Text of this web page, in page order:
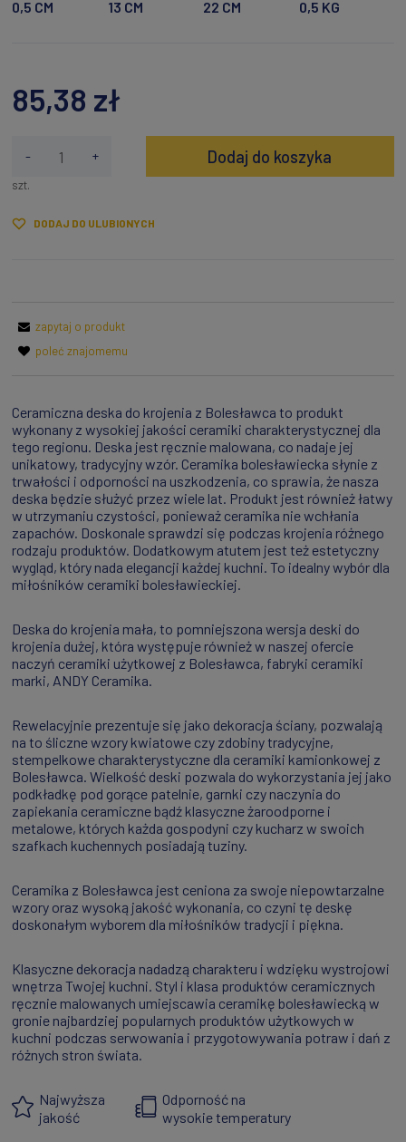
0,5 CM 13 CM 22 CM 0,5 KG
85,38 zł
- +
szt.
Dodaj do koszyka
DODAJ DO ULUBIONYCH
zapytaj o produkt
poleć znajomemu
Ceramiczna deska do krojenia z Bolesławca to produkt
wykonany z wysokiej jakości ceramiki charakterystycznej dla
tego regionu. Deska jest ręcznie malowana, co nadaje jej
unikatowy, tradycyjny wzór. Ceramika bolesławiecka słynie z
trwałości i odporności na uszkodzenia, co sprawia, że nasza
deska będzie służyć przez wiele lat. Produkt jest również łatwy
w utrzymaniu czystości, ponieważ ceramika nie wchłania
zapachów. Doskonale sprawdzi się podczas krojenia różnego
rodzaju produktów. Dodatkowym atutem jest też estetyczny
wygląd, który nada elegancji każdej kuchni. To idealny wybór dla
miłośników ceramiki bolesławieckiej.
Deska do krojenia mała, to pomniejszona wersja deski do
krojenia dużej, która występuje również w naszej ofercie
naczyń ceramiki użytkowej z Bolesławca, fabryki ceramiki
marki, ANDY Ceramika.
Rewelacyjnie prezentuje się jako dekoracja ściany, pozwalają
na to śliczne wzory kwiatowe czy zdobiny tradycyjne,
stempelkowe charakterystyczne dla ceramiki kamionkowej z
Bolesławca. Wielkość deski pozwala do wykorzystania jej jako
podkładkę pod gorące patelnie, garnki czy naczynia do
zapiekania ceramiczne bądź klasyczne żaroodporne i
metalowe, których każda gospodyni czy kucharz w swoich
szafkach kuchennych posiadają tuziny.
Ceramika z Bolesławca jest ceniona za swoje niepowtarzalne
wzory oraz wysoką jakość wykonania, co czyni tę deskę
doskonałym wyborem dla miłośników tradycji i piękna.
Klasyczne dekoracja nadadzą charakteru i wdzięku wystrojowi
wnętrza Twojej kuchni. Styl i klasa produktów ceramicznych
ręcznie malowanych umiejscawia ceramikę bolesławiecką w
gronie najbardziej popularnych produktów użytkowych w
kuchni podczas serwowania i przygotowywania potraw i dań z
różnych stron świata.
Najwyższa
jakość
Odporność na
wysokie temperatury